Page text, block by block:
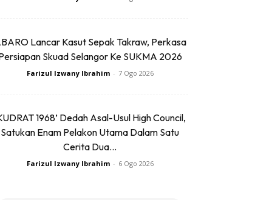
Lancar Kasut Sepak Takraw, Perkasa
Skuad Selangor Ke SUKMA 2026
Farizul Izwany Ibrahim - 7 Ogo 2026
1968’ Dedah Asal-Usul High Council,
Satukan Enam Pelakon Utama Dalam Satu
Cerita Dua...
Farizul Izwany Ibrahim - 6 Ogo 2026